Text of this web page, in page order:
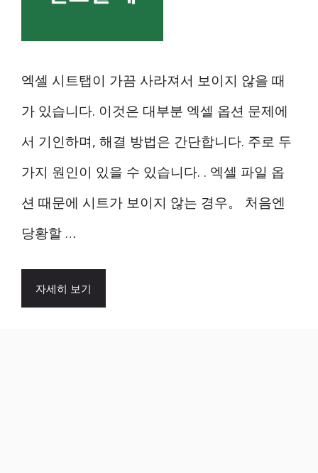
엑셀 시트탭이 가끔 사라져서 보이지 않을 때
가 있습니다. 이것은 대부분 엑셀 옵션 문제에
서 기인하며, 해결 방법은 간단합니다. 주로 두
가지 원인이 있을 수 있습니다. . 엑셀 파일 옵
션 때문에 시트가 보이지 않는 경우。 처음엔
당황할 …
자세히 보기